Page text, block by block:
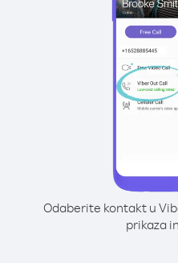
Odaberite kontakt u
prikaza